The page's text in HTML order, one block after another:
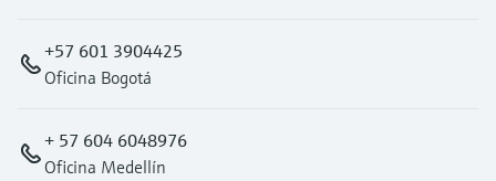
+57 601 3904425
Oficina Bogotá
+ 57 604 6048976
Oficina Medellín